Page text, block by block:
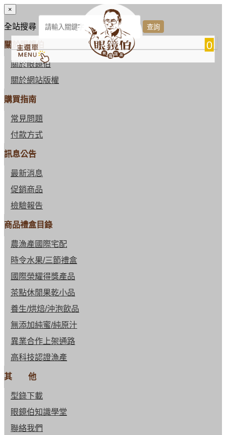
0
×
全站搜尋
關於眼鏡伯
關於眼鏡伯
關於網站版權
購買指南
常見問題
付款方式
訊息公告
最新消息
促銷商品
檢驗報告
商品禮盒目錄
農漁產國際宅配
時令水果/三節禮盒
國際榮耀得獎產品
茶點休閒果乾小品
養生/烘焙/沖泡飲品
無添加純蜜/純原汁
異業合作上架通路
高科技認證漁產
其 他
型錄下載
眼鏡伯知識學堂
聯絡我們